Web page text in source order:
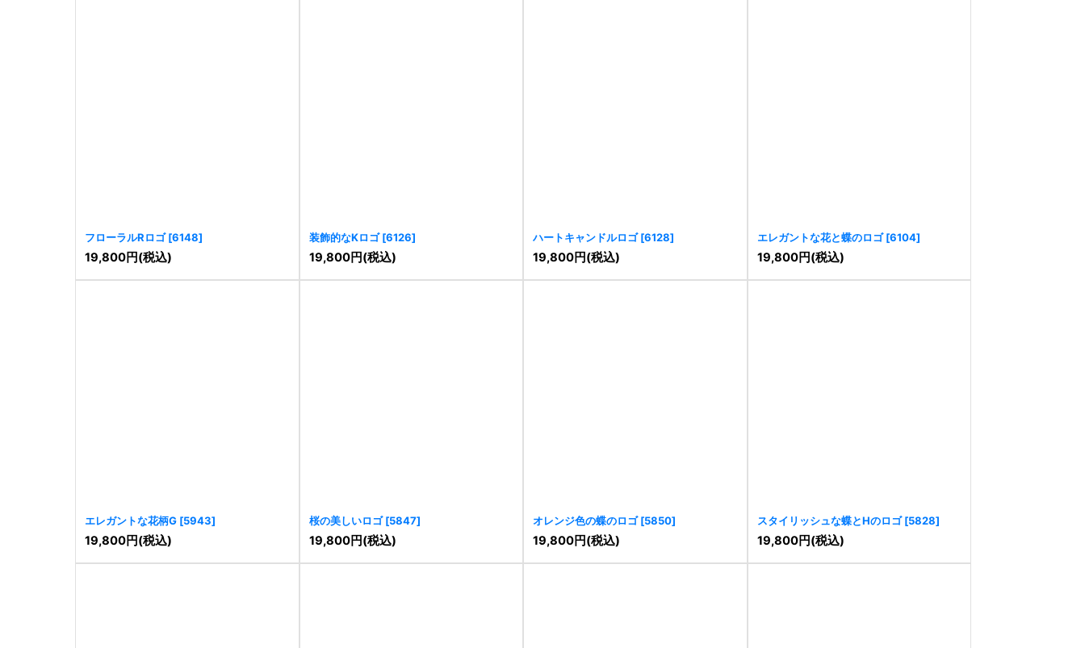
フローラルRロゴ [6148]
19,800円(税込)
装飾的なKロゴ [6126]
19,800円(税込)
ハートキャンドルロゴ [6128]
19,800円(税込)
エレガントな花と蝶のロゴ [6104]
19,800円(税込)
エレガントな花柄G [5943]
19,800円(税込)
桜の美しいロゴ [5847]
19,800円(税込)
オレンジ色の蝶のロゴ [5850]
19,800円(税込)
スタイリッシュな蝶とHのロゴ [5828]
19,800円(税込)